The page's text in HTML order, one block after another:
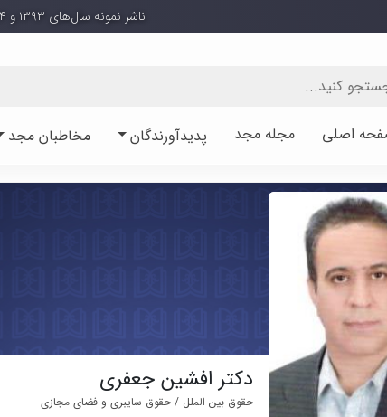
ناشر نمونه سال‌های ۱۳۹۳ و ۱۳۹۴ و ۱۳۹۷ جمهوری اسلامی ایران
اصلی مجله مجد پدیدآورندگان مخاطبان مجد
دکتر افشین جعفری
حقوق بین الملل / حقوق سایبری و فضای مجازی